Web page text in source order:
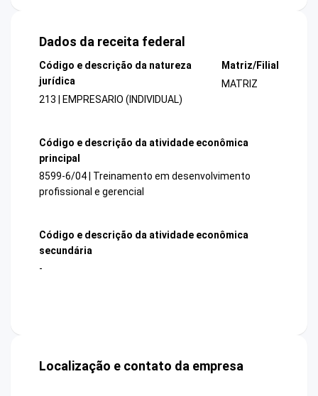
Dados da receita federal
Código e descrição da natureza
jurídica
213 | EMPRESARIO (INDIVIDUAL)
Matriz/Filial
MATRIZ
Código e descrição da atividade econômica
principal
8599-6/04 | Treinamento em desenvolvimento
profissional e gerencial
Código e descrição da atividade econômica
secundária
-
Localização e contato da empresa